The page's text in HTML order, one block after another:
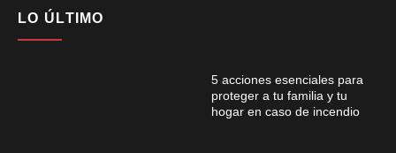
LO ÚLTIMO
5 acciones esenciales para
proteger a tu familia y tu
hogar en caso de incendio